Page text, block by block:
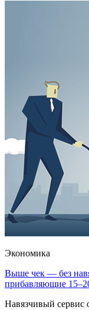
Экономика
Выше чек — без
прибавляющие
Навязчивый сервис